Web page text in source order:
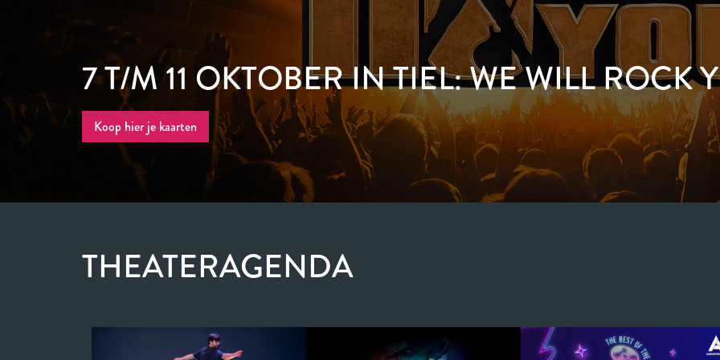
7 T/M 11 OKTOBER IN TIEL: WE WILL ROCK
Koop hier je kaarten
THEATERAGENDA